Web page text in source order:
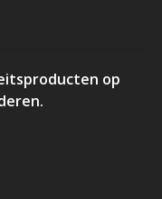
op